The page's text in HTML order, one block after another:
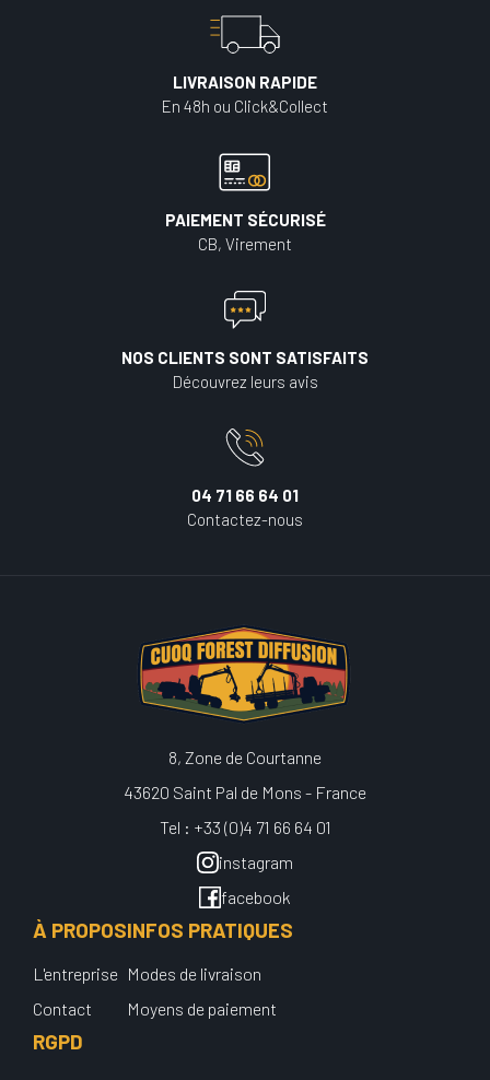
LIVRAISON RAPIDE
En 48h ou Click&Collect
PAIEMENT SÉCURISÉ
CB, Virement
NOS CLIENTS SONT SATISFAITS
Découvrez leurs avis
04 71 66 64 01
Contactez-nous
8, Zone de Courtanne
43620 Saint Pal de Mons - France
Tel : +33 (0)4 71 66 64 01
instagram
facebook
À PROPOS
L'entreprise
Contact
INFOS PRATIQUES
Modes de livraison
Moyens de paiement
RGPD